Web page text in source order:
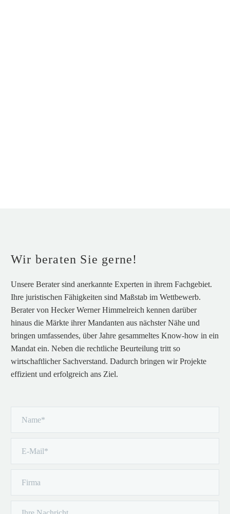
Wir beraten Sie gerne!
Unsere Berater sind anerkannte Experten in ihrem Fachgebiet.
Ihre juristischen Fähigkeiten sind Maßstab im Wettbewerb.
Berater von Hecker Werner Himmelreich kennen darüber
hinaus die Märkte ihrer Mandanten aus nächster Nähe und
bringen umfassendes, über Jahre gesammeltes Know-how in ein
Mandat ein. Neben die rechtliche Beurteilung tritt so
wirtschaftlicher Sachverstand. Dadurch bringen wir Projekte
effizient und erfolgreich ans Ziel.